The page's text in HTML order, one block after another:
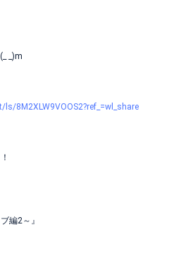
_)m
8M2XLW9VOOS2?ref_=wl_share
編2～』